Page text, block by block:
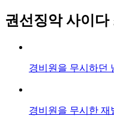
권선징악 사이다
경비원을 무시하던
경비원을 무시한